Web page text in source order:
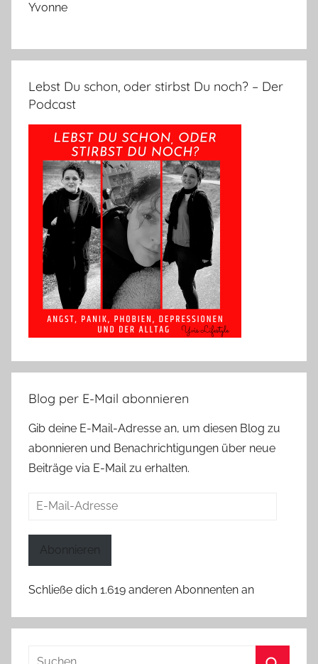
Yvonne
Lebst Du schon, oder stirbst Du noch? – Der
Podcast
Blog per E-Mail abonnieren
Gib deine E-Mail-Adresse an, um diesen Blog zu
abonnieren und Benachrichtigungen über neue
Beiträge via E-Mail zu erhalten.
E-
Abonnieren
Schließe dich 1.619 anderen Abonnenten an
Suchen